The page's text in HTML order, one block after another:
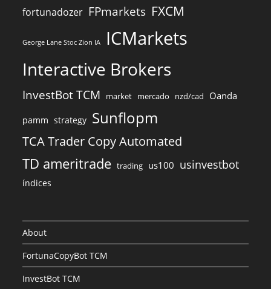
fortunadozer FPmarkets FXCM
George Lane Stoc Zion IA ICMarkets
Interactive Brokers
InvestBot TCM market mercado nzd/cad Oanda
pamm strategy Sunflopm
TCA Trader Copy Automated
TD ameritrade trading us100 usinvestbot
índices
About
FortunaCopyBot TCM
InvestBot TCM